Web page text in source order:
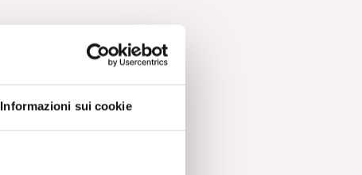
Informazioni sui cookie